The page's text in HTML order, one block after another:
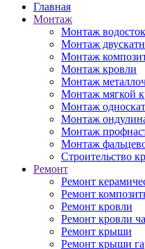
Главная
Монтаж
Монтаж
Монтаж
Монтаж
Монтаж кровли
Монтаж
Монтаж мягкой
Монтаж
Монтаж
Монтаж
Монтаж
Строительство
Ремонт
Ремонт
Ремонт
Ремонт кровли
Ремонт кровли
Ремонт крыши
Ремонт крыши